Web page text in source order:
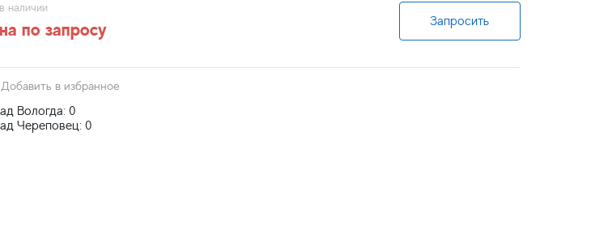
наличии
по запросу Запросить
Добавить в избранное
Вологда: 0
Череповец: 0